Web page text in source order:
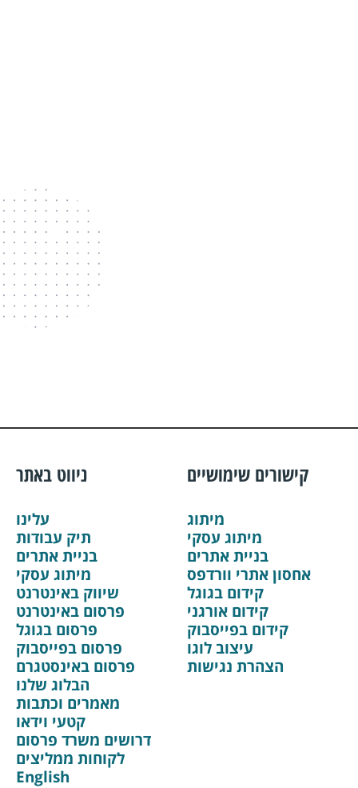
ניווט באתר
עלינו
תיק עבודות
בניית אתרים
מיתוג עסקי
שיווק באינטרנט
פרסום באינטרנט
פרסום בגוגל
פרסום בפייסבוק
פרסום באינסטגרם
הבלוג שלנו
מאמרים וכתבות
קטעי וידאו
דרושים משרד פרסום
לקוחות ממליצים
English
קישורים שימושיים
מיתוג
מיתוג עסקי
בניית אתרים
אחסון אתרי וורדפס
קידום בגוגל
קידום אורגני
קידום בפייסבוק
עיצוב לוגו
הצהרת נגישות